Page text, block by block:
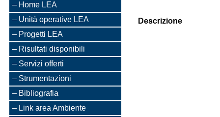
Home LEA
Unità operative LEA
Progetti LEA
Risultati disponibili
Servizi offerti
Strumentazioni
Bibliografia
Link area Ambiente
Descrizione